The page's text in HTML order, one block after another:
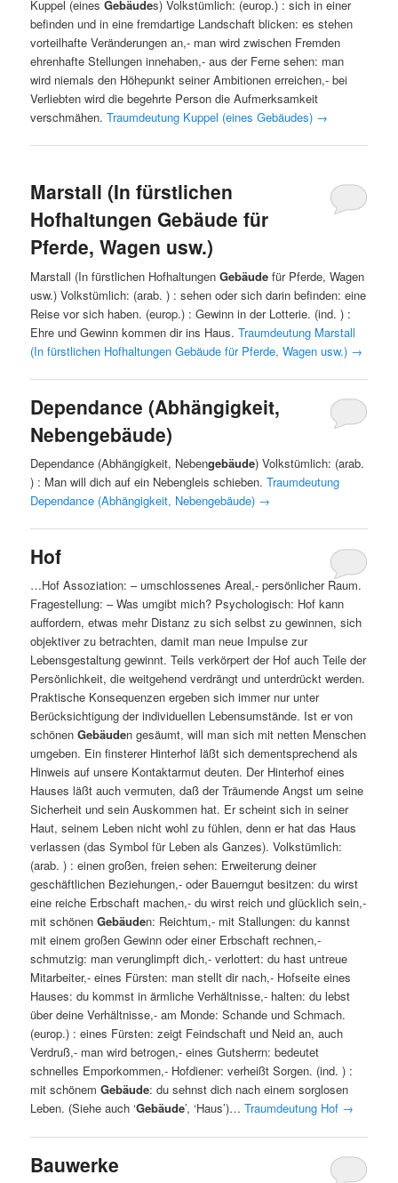
Kuppel (einesGebäudes) Volkstümlich: (europ.) : sich in einer
befinden und in eine fremdartige Landschaft blicken: es stehen
vorteilhafte Veränderungen an,- man wird zwischen Fremden
ehrenhafte Stellungen innehaben,- aus der Ferne sehen: man
wird niemals den Höhepunkt seiner Ambitionen erreichen,- bei
Verliebten wird die begehrte Person die Aufmerksamkeit
verschmähen.Traumdeutung Kuppel (eines Gebäudes) →
Marstall (In fürstlichen
Hofhaltungen Gebäude für
Pferde, Wagen usw.)
Marstall (In fürstlichen HofhaltungenGebäude für Pferde, Wagen
usw.) Volkstümlich: (arab. ) : sehen oder sich darin befinden: eine
Reise vor sich haben. (europ.) : Gewinn in der Lotterie. (ind. ) :
Ehre und Gewinn kommen dir ins Haus.Traumdeutung Marstall
(In fürstlichen Hofhaltungen Gebäude für Pferde, Wagen usw.) →
Dependance (Abhängigkeit,
Nebengebäude)
Dependance (Abhängigkeit, Nebengebäude) Volkstümlich: (arab.
) : Man will dich auf ein Nebengleis schieben.Traumdeutung
Dependance (Abhängigkeit, Nebengebäude) →
Hof
…Hof Assoziation: – umschlossenes Areal,- persönlicher Raum.
Fragestellung: – Was umgibt mich? Psychologisch: Hof kann
auffordern, etwas mehr Distanz zu sich selbst zu gewinnen, sich
objektiver zu betrachten, damit man neue Impulse zur
Lebensgestaltung gewinnt. Teils verkörpert der Hof auch Teile der
Persönlichkeit, die weitgehend verdrängt und unterdrückt werden.
Praktische Konsequenzen ergeben sich immer nur unter
Berücksichtigung der individuellen Lebensumstände. Ist er von
schönenGebäuden gesäumt, will man sich mit netten Menschen
umgeben. Ein finsterer Hinterhof läßt sich dementsprechend als
Hinweis auf unsere Kontaktarmut deuten. Der Hinterhof eines
Hauses läßt auch vermuten, daß der Träumende Angst um seine
Sicherheit und sein Auskommen hat. Er scheint sich in seiner
Haut, seinem Leben nicht wohl zu fühlen, denn er hat das Haus
verlassen (das Symbol für Leben als Ganzes). Volkstümlich:
(arab. ) : einen großen, freien sehen: Erweiterung deiner
geschäftlichen Beziehungen,- oder Bauerngut besitzen: du wirst
eine reiche Erbschaft machen,- du wirst reich und glücklich sein,-
mit schönenGebäuden: Reichtum,- mit Stallungen: du kannst
mit einem großen Gewinn oder einer Erbschaft rechnen,-
schmutzig: man verunglimpft dich,- verlottert: du hast untreue
Mitarbeiter,- eines Fürsten: man stellt dir nach,- Hofseite eines
Hauses: du kommst in ärmliche Verhältnisse,- halten: du lebst
über deine Verhältnisse,- am Monde: Schande und Schmach.
(europ.) : eines Fürsten: zeigt Feindschaft und Neid an, auch
Verdruß,- man wird betrogen,- eines Gutsherrn: bedeutet
schnelles Emporkommen,- Hofdiener: verheißt Sorgen. (ind. ) :
mit schönemGebäude: du sehnst dich nach einem sorglosen
Leben. (Siehe auch ‘Gebäude’, ‘Haus’)…Traumdeutung Hof →
Bauwerke